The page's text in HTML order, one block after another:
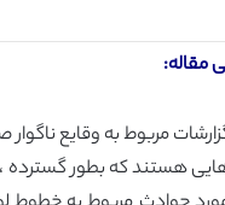
مقاله:
مربوط به وقایع
هستند که بطور